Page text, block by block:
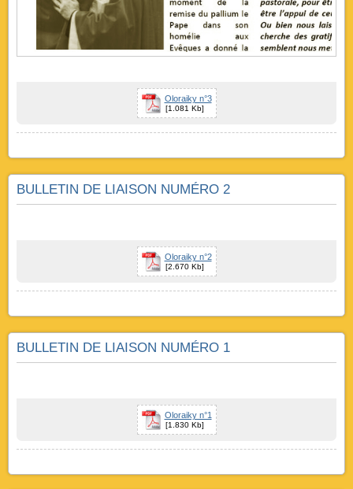
Oloraiky n°3
[1.081 Kb]
BULLETIN DE LIAISON NUMÉRO 2
Oloraiky n°2
[2.670 Kb]
BULLETIN DE LIAISON NUMÉRO 1
Oloraiky n°1
[1.830 Kb]